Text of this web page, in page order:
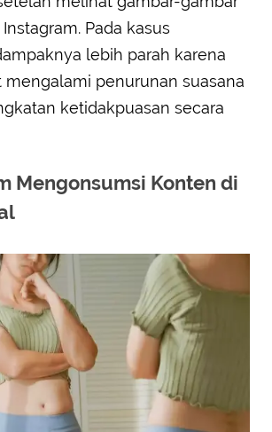
Pada kasus
lebih parah karena
mengalami penurunan suasana
ketidakpuasan secara
Mengonsumsi Konten di